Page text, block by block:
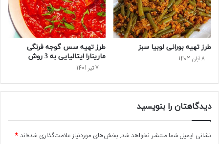
طرز تهیه بورانی لوبیا سبز
8 آبان 1402
طرز تهیه سس گوجه‌ فرنگی
مارینارا ایتالیایی به 3 روش
7 تیر 1401
دیدگاهتان را بنویسید
نشانی ایمیل شما منتشر نخواهد شد. بخش‌های موردنیاز علامت‌گذاری شده‌اند*